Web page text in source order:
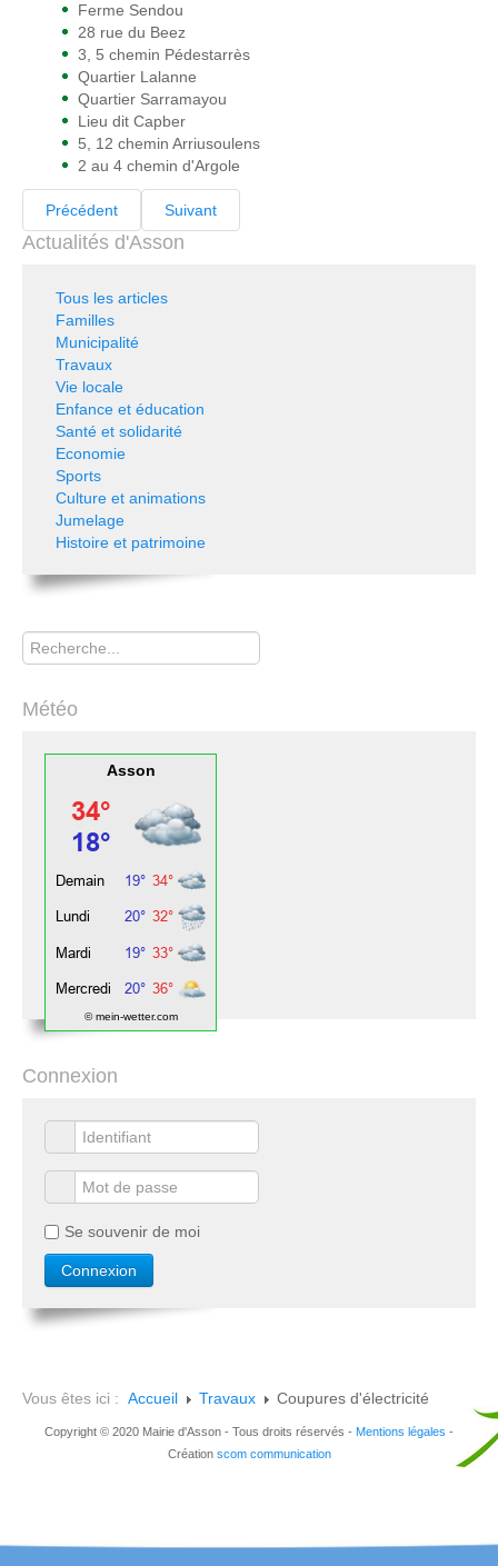
Ferme Sendou
28 rue du Beez
3, 5 chemin Pédestarrès
Quartier Lalanne
Quartier Sarramayou
Lieu dit Capber
5, 12 chemin Arriusoulens
2 au 4 chemin d'Argole
Précédent Suivant
Actualités d'Asson
Tous les articles
Familles
Municipalité
Travaux
Vie locale
Enfance et éducation
Santé et solidarité
Economie
Sports
Culture et animations
Jumelage
Histoire et patrimoine
Rechercher
Météo
Asson
© mein-wetter.com
Connexion
Se souvenir de moi
Vous êtes ici : Accueil Travaux Coupures d'électricité
Copyright © 2020 Mairie d'Asson - Tous droits réservés - Mentions légales -
Création scom communication